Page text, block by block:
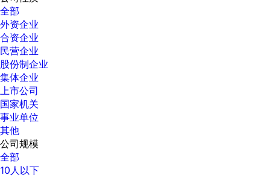
全部
外资企业
合资企业
民营企业
股份制企业
集体企业
上市公司
国家机关
事业单位
其他
公司规模
全部
10人以下